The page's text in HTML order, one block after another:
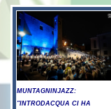
MUNTAGNINJAZZ:
"INTRODACQUA CI HA